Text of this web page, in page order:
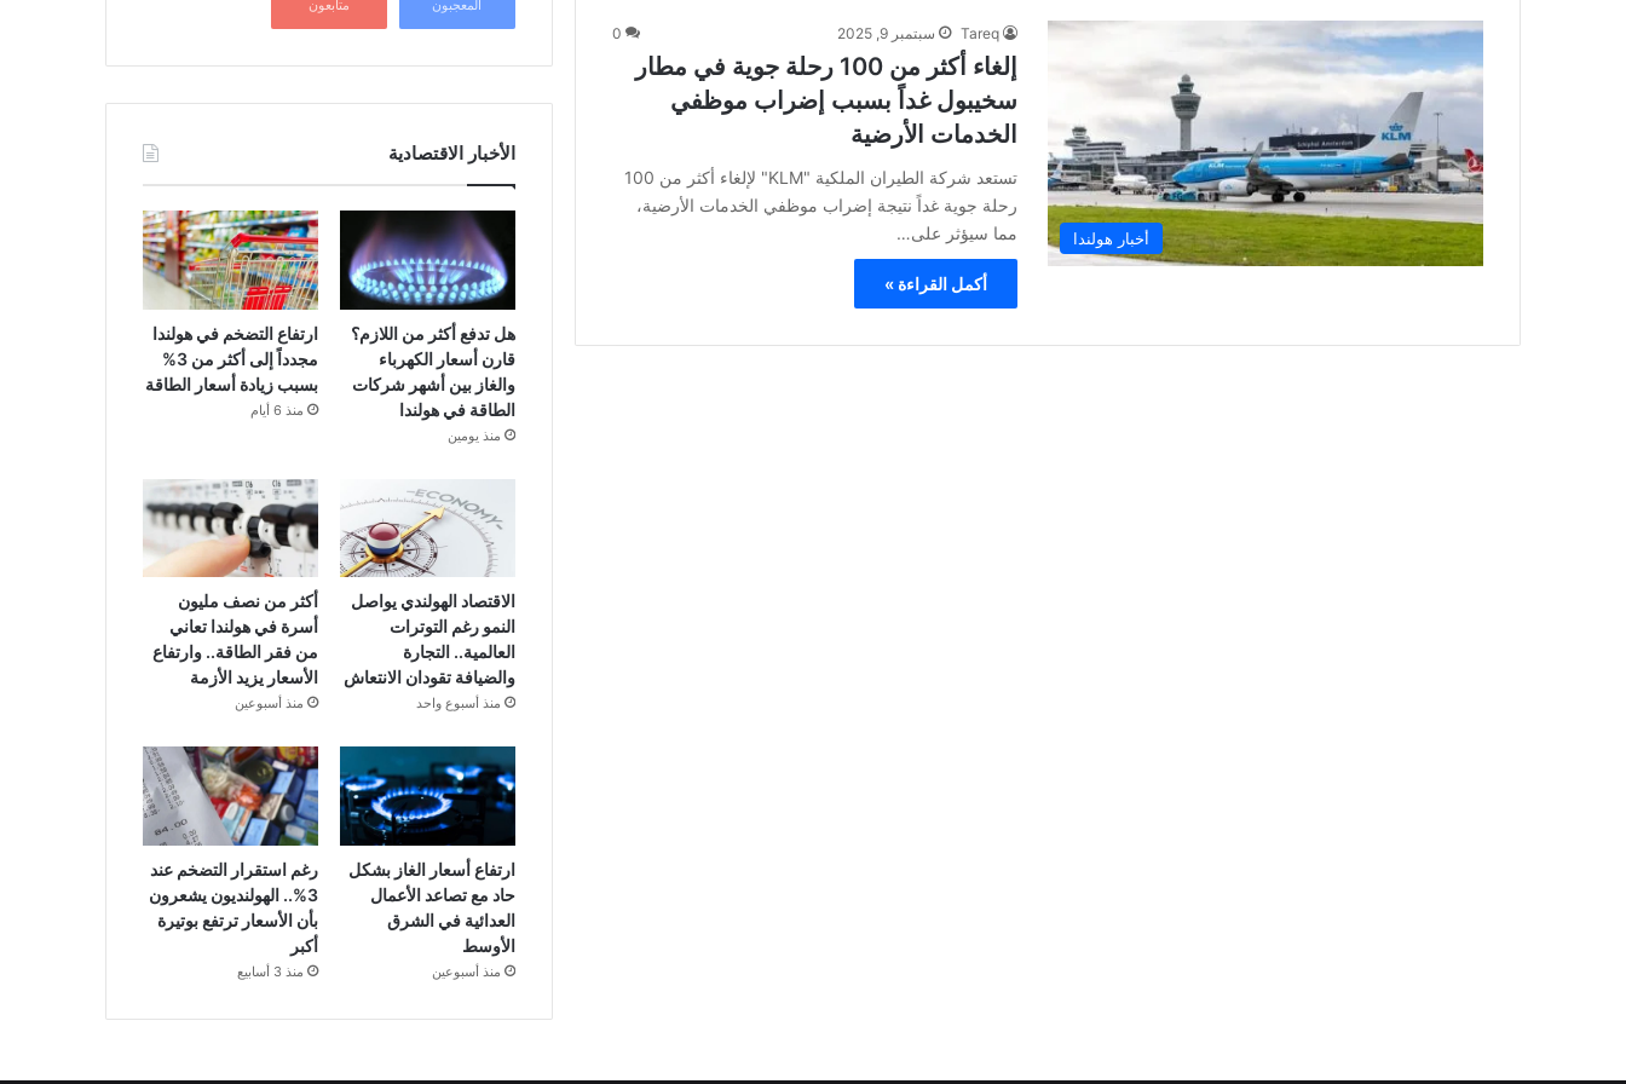
أخبار هولندا
Tareq سبتمبر 9, 2025 0
إلغاء أكثر من 100 رحلة جوية في مطار
سخيبول غداً بسبب إضراب موظفي
الخدمات الأرضية
تستعد شركة الطيران الملكية "KLM" لإلغاء أكثر من 100
رحلة جوية غداً نتيجة إضراب موظفي الخدمات الأرضية،
مما سيؤثر على…
أكمل القراءة »
المعجبون متابعون
الأخبار الاقتصادية
هل تدفع أكثر من اللازم؟
قارن أسعار الكهرباء
والغاز بين أشهر شركات
الطاقة في هولندا
منذ يومين
ارتفاع التضخم في هولندا
مجدداً إلى أكثر من 3%
بسبب زيادة أسعار الطاقة
منذ 6 أيام
الاقتصاد الهولندي يواصل
النمو رغم التوترات
العالمية.. التجارة
والضيافة تقودان الانتعاش
منذ أسبوع واحد
أكثر من نصف مليون
أسرة في هولندا تعاني
من فقر الطاقة.. وارتفاع
الأسعار يزيد الأزمة
منذ أسبوعين
ارتفاع أسعار الغاز بشكل
حاد مع تصاعد الأعمال
العدائية في الشرق
الأوسط
منذ أسبوعين
رغم استقرار التضخم عند
3%.. الهولنديون يشعرون
بأن الأسعار ترتفع بوتيرة
أكبر
منذ 3 أسابيع